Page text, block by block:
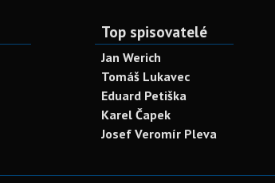
Top spisovatelé
Jan Werich
Tomáš Lukavec
Eduard Petiška
Karel Čapek
Josef Veromír Pleva